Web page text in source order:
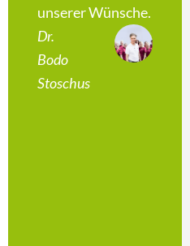
unserer Wünsche.
Dr.
Bodo
Stoschus